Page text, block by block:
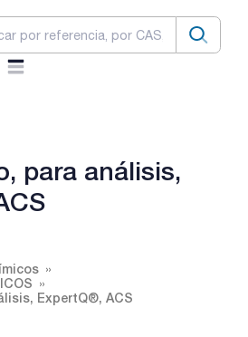
para análisis,
ExpertQ®, ACS